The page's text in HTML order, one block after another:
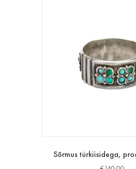
Sõrmus türkiisidega,